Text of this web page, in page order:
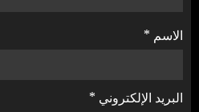
الاسم *
البريد الإلكتروني *